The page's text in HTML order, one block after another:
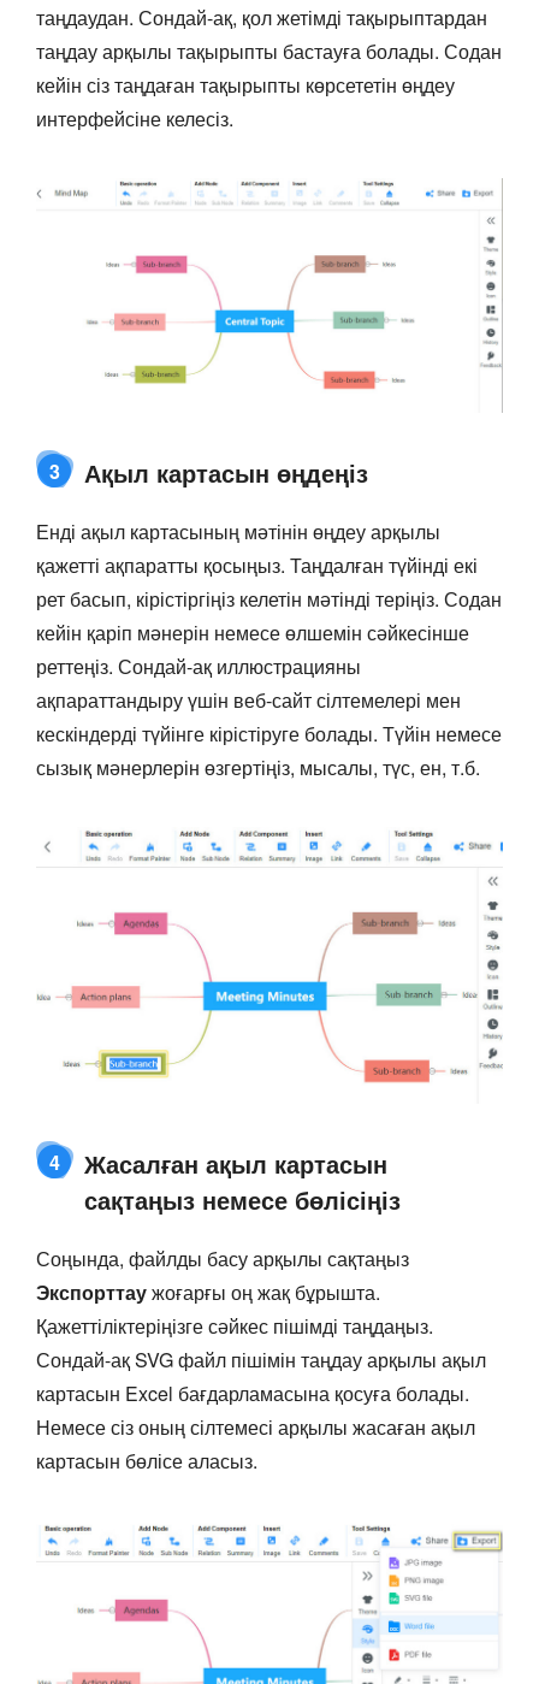
таңдаудан. Сондай-ақ, қол жетімді тақырыптардан
таңдау арқылы тақырыпты бастауға болады. Содан
кейін сіз таңдаған тақырыпты көрсететін өңдеу
интерфейсіне келесіз.
3 Ақыл картасын өңдеңіз
Енді ақыл картасының мәтінін өңдеу арқылы
қажетті ақпаратты қосыңыз. Таңдалған түйінді екі
рет басып, кірістіргіңіз келетін мәтінді теріңіз. Содан
кейін қаріп мәнерін немесе өлшемін сәйкесінше
реттеңіз. Сондай-ақ иллюстрацияны
ақпараттандыру үшін веб-сайт сілтемелері мен
кескіндерді түйінге кірістіруге болады. Түйін немесе
сызық мәнерлерін өзгертіңіз, мысалы, түс, ен, т.б.
4
Жасалған ақыл картасын
сақтаңыз немесе бөлісіңіз
Соңында, файлды басу арқылы сақтаңыз
Экспорттаужоғарғы оң жақ бұрышта.
Қажеттіліктеріңізге сәйкес пішімді таңдаңыз.
Сондай-ақ SVG файл пішімін таңдау арқылы ақыл
картасын Excel бағдарламасына қосуға болады.
Немесе сіз оның сілтемесі арқылы жасаған ақыл
картасын бөлісе аласыз.